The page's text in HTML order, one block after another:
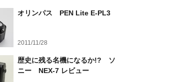
オリンパス PEN Lite E-PL3
2011/11/28
歴史に残る名機になるか!? ソ
ニー NEX-7 レビュー